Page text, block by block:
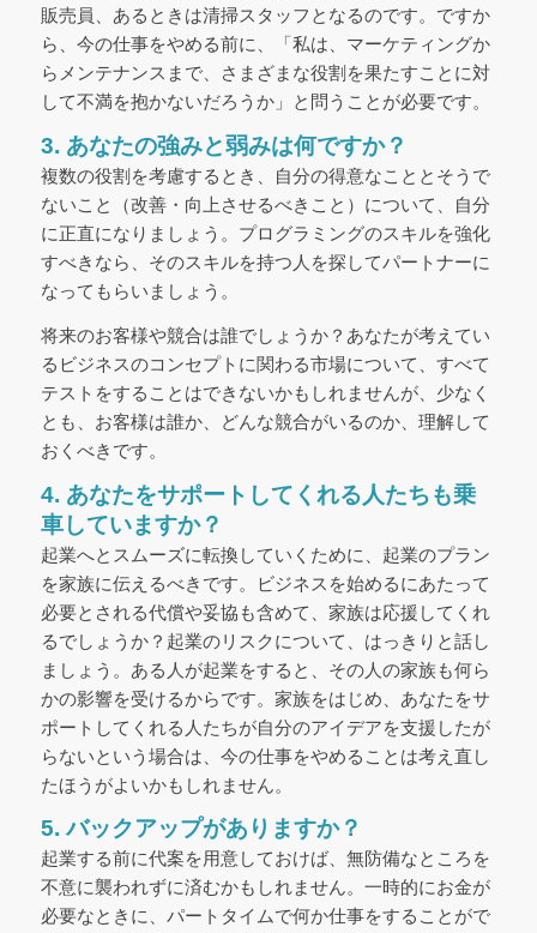
販売員、あるときは清掃スタッフとなるのです。ですか
ら、今の仕事をやめる前に、「私は、マーケティングか
らメンテナンスまで、さまざまな役割を果たすことに対
して不満を抱かないだろうか」と問うことが必要です。
3. あなたの強みと弱みは何ですか？
複数の役割を考慮するとき、自分の得意なこととそうで
ないこと（改善・向上させるべきこと）について、自分
に正直になりましょう。プログラミングのスキルを強化
すべきなら、そのスキルを持つ人を探してパートナーに
なってもらいましょう。
将来のお客様や競合は誰でしょうか？あなたが考えてい
るビジネスのコンセプトに関わる市場について、すべて
テストをすることはできないかもしれませんが、少なく
とも、お客様は誰か、どんな競合がいるのか、理解して
おくべきです。
4. あなたをサポートしてくれる人たちも乗
車していますか？
起業へとスムーズに転換していくために、起業のプラン
を家族に伝えるべきです。ビジネスを始めるにあたって
必要とされる代償や妥協も含めて、家族は応援してくれ
るでしょうか？起業のリスクについて、はっきりと話し
ましょう。ある人が起業をすると、その人の家族も何ら
かの影響を受けるからです。家族をはじめ、あなたをサ
ポートしてくれる人たちが自分のアイデアを支援したが
らないという場合は、今の仕事をやめることは考え直し
たほうがよいかもしれません。
5. バックアップがありますか？
起業する前に代案を用意しておけば、無防備なところを
不意に襲われずに済むかもしれません。一時的にお金が
必要なときに、パートタイムで何か仕事をすることがで